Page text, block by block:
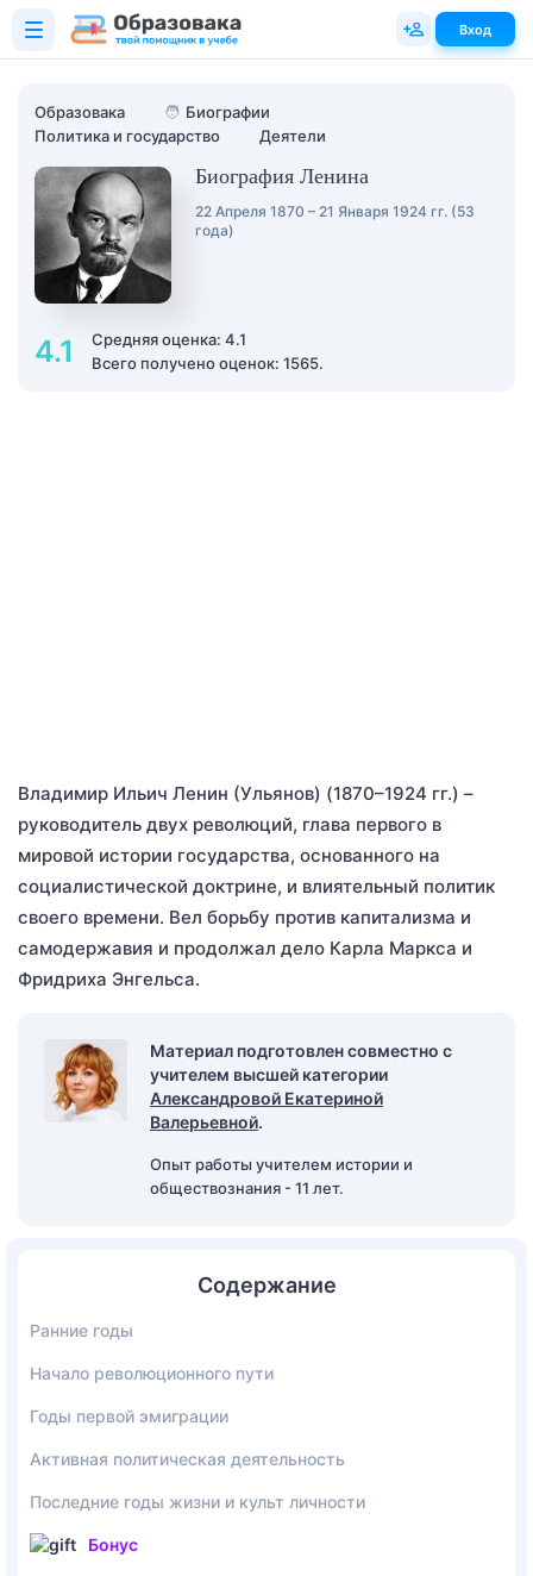
Образовака 🧑 Биографии
Политика и государство
Деятели
Биография Ленина
22 Апреля 1870 – 21 Января 1924 гг. (53
года)
4.1
Средняя оценка: 4.1
Всего получено оценок: 1565.
Владимир Ильич Ленин (Ульянов) (1870–1924 гг.) –
руководитель двух революций, глава первого в
мировой истории государства, основанного на
социалистической доктрине, и влиятельный политик
своего времени. Вел борьбу против капитализма и
самодержавия и продолжал дело Карла Маркса и
Фридриха Энгельса.
Материал подготовлен совместно с
учителем высшей категории
Александровой Екатериной
Валерьевной.
Опыт работы учителем истории и
обществознания - 11 лет.
Содержание
Ранние годы
Начало революционного пути
Годы первой эмиграции
Активная политическая деятельность
Последние годы жизни и культ личности
Бонус
Вход